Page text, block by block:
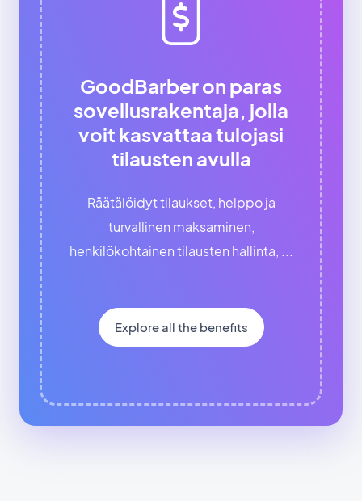
GoodBarber on paras
sovellusrakentaja, jolla
voit kasvattaa tulojasi
tilausten avulla
Räätälöidyt tilaukset, helppo ja
turvallinen maksaminen,
henkilökohtainen tilausten hallinta, ...
Explore all the benefits